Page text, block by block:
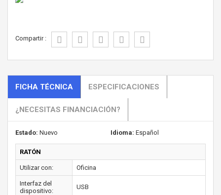
Compartir :
FICHA TÉCNICA ESPECIFICACIONES
¿NECESITAS FINANCIACIÓN?
Estado: Nuevo Idioma: Español
RATÓN
Utilizar con: Oficina
Interfaz del
dispositivo:
USB